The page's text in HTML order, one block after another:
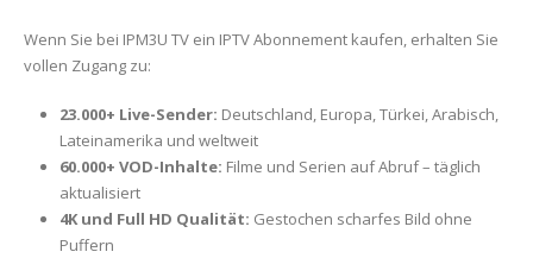
Wenn Sie bei IPM3U TV ein IPTV Abonnement kaufen, erhalten Sie
vollen Zugang zu:
23.000+ Live-Sender: Deutschland, Europa, Türkei, Arabisch,
Lateinamerika und weltweit
60.000+ VOD-Inhalte: Filme und Serien auf Abruf – täglich
aktualisiert
4K und Full HD Qualität: Gestochen scharfes Bild ohne
Puffern